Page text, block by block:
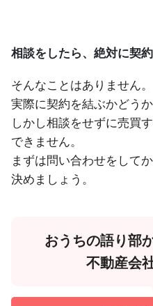
相談をしたら、絶対に契
そんなことはありません。
実際に契約を結ぶかどう
しかし相談をせずに売買
できません。
まずは問い合わせをして
決めましょう。
おうちの語り部
不動産会